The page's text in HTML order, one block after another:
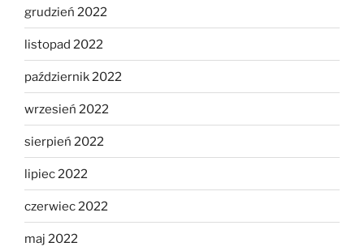
grudzień 2022
listopad 2022
październik 2022
wrzesień 2022
sierpień 2022
lipiec 2022
czerwiec 2022
maj 2022